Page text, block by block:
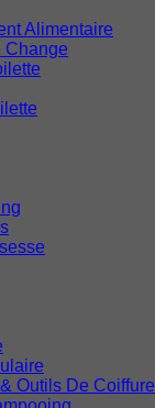
Alimentaire
Change
Outils De Coiffure